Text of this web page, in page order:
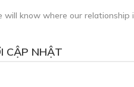
will know where our relationship
CẬP NHẬT